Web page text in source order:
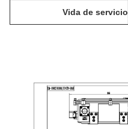
Vida de servicio